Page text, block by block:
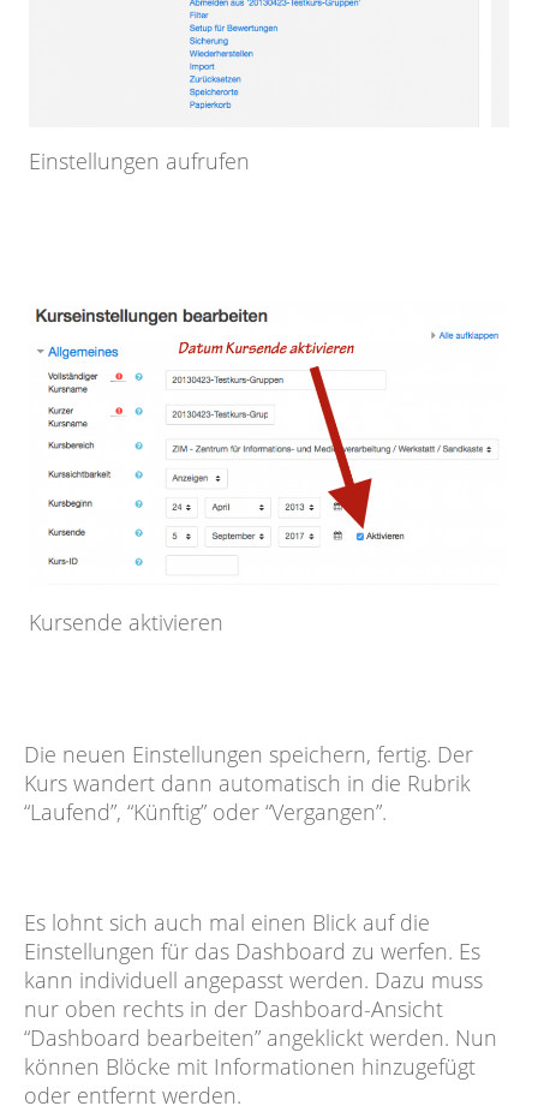
Einstellungen aufrufen
Kursende aktivieren
Die neuen Einstellungen speichern, fertig. Der
Kurs wandert dann automatisch in die Rubrik
“Laufend”, “Künftig” oder “Vergangen”.
Es lohnt sich auch mal einen Blick auf die
Einstellungen für das Dashboard zu werfen. Es
kann individuell angepasst werden. Dazu muss
nur oben rechts in der Dashboard-Ansicht
“Dashboard bearbeiten” angeklickt werden. Nun
können Blöcke mit Informationen hinzugefügt
oder entfernt werden.